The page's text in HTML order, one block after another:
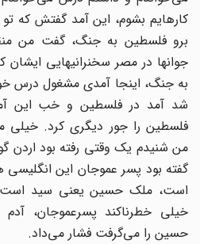
کارهایم بشوم، این آمد گفتش که تو
برو فلسطین به جنگ، گفت من
جوانها در مصر سخنرانیهایی ایشان
به جنگ، اینجا آمدی مشغول درس
شد آمد در فلسطین و خب این
فلسطین را جور دیگری کرد. خیلی
من شنیدم یک وقتی رفته بود اردن
گفته بود پسر عموجان این انگلیسی
است، ملک حسین یعنی سید است،
خیلی خطرناکند پسرعموجان، آدم
حسین را می‌گرفت فشار می‌داد.